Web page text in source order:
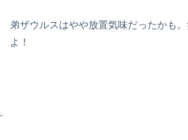
弟ザウルスはやや放置気味だったかも
よ！